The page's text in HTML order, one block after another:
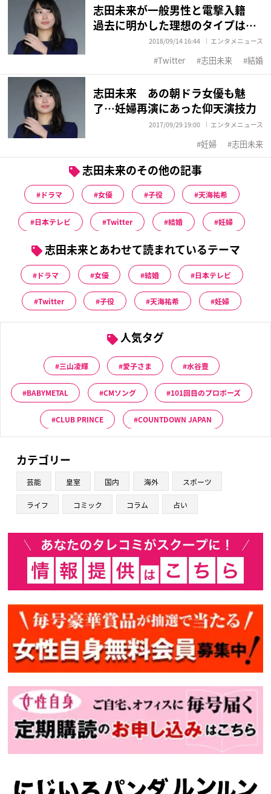
志田未来が一般男性と電撃入籍
過去に明かした理想のタイプは…
2018/09/14 16:44 エンタメニュース
Twitter 志田未来 結婚
志田未来 あの朝ドラ女優も魅
了…妊婦再演にあった仰天演技力
2017/09/29 19:00 エンタメニュース
妊婦 志田未来
志田未来のその他の記事
ドラマ 女優 子役 天海祐希
日本テレビ Twitter 結婚 妊婦
志田未来とあわせて読まれているテーマ
ドラマ 女優 結婚 日本テレビ
Twitter 子役 天海祐希 妊婦
人気タグ
三山凌輝 愛子さま 水谷豊
BABYMETAL CMソング 101回目のプロポーズ
CLUB PRINCE COUNTDOWN JAPAN
カテゴリー
芸能 皇室 国内 海外 スポーツ
ライフ コミック コラム 占い